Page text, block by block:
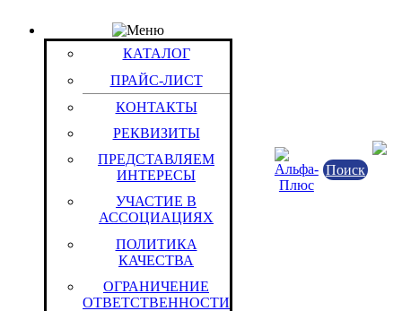
КАТАЛОГ
ПРАЙС-ЛИСТ
КОНТАКТЫ
РЕКВИЗИТЫ
ПРЕДСТАВЛЯЕМ
ИНТЕРЕСЫ
УЧАСТИЕ В
АССОЦИАЦИЯХ
ПОЛИТИКА
КАЧЕСТВА
ОГРАНИЧЕНИЕ
ОТВЕТСТВЕННОСТИ
Поиск
Товар: Эл.пит.Tadiran SL 750/P (1/2AA)
Код товара: 773
Tadiran Batteries GmbH
Государство Израиль
Федеративная Республика Германия